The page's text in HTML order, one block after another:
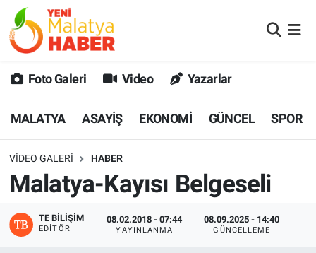
Foto Galeri Video Yazarlar
MALATYA ASAYİŞ EKONOMİ GÜNCEL SPOR
VIDEO GALERI HABER
Malatya-Kayısı Belgeseli
TE BILIŞIM
EDITÖR
08.02.2018 - 07:44
YAYINLANMA
08.09.2025 - 14:40
GÜNCELLEME
MALATYA
GÜNCEL
SPOR
SAĞLIK
DİĞER
Malatya Nöbetçi Eczaneler
MALATYA Namaz Vakitleri
Malatya Trafik Yoğunluk Haritası
Süper Lig Puan Durumu ve Fikstür
Tüm Manşetler